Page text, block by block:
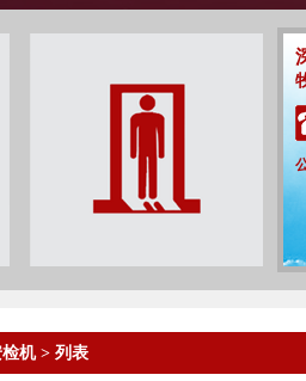
机> 列表